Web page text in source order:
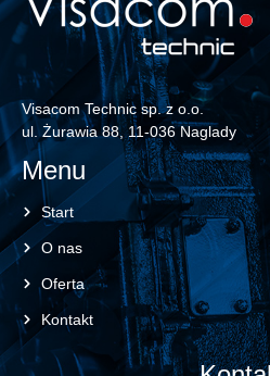
Visacom Technic sp. z o.o.
ul. Żurawia 88, 11-036 Naglady
Menu
Start
O nas
Oferta
Kontakt